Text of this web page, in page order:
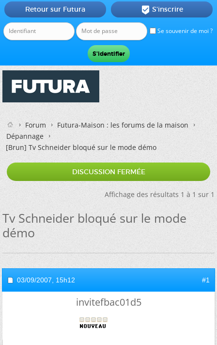
Se souvenir de moi ?
Retour sur Futura  S'inscrire
Forum
Futura-Maison : les forums de la maison
Dépannage
[Brun]Tv Schneider bloqué sur le mode démo
DISCUSSION FERMÉE
Affichage des résultats 1 à 1 sur 1
Tv Schneider bloqué sur le mode
démo
03/09/2007, 15h12 #1
invitefbac01d5